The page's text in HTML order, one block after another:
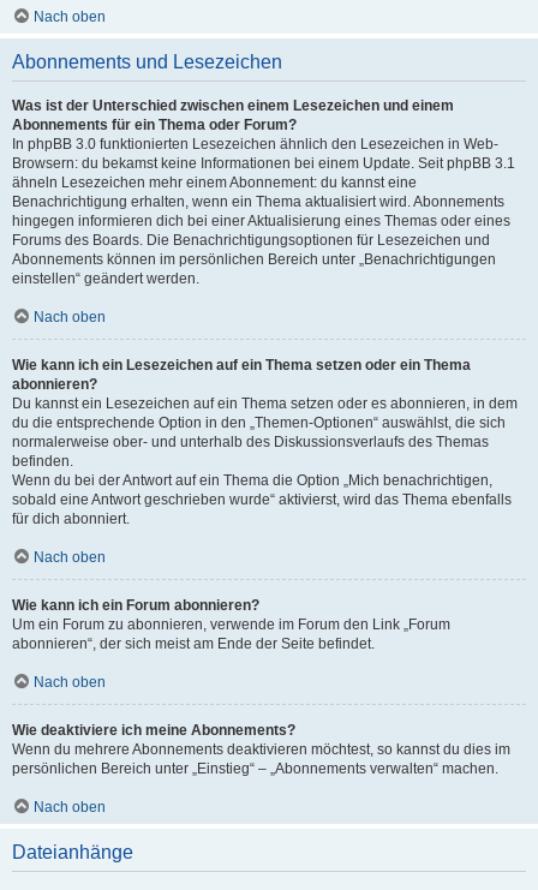
Nach oben
Abonnements und Lesezeichen
Was ist der Unterschied zwischen einem Lesezeichen und einem
Abonnements für ein Thema oder Forum?
In phpBB 3.0 funktionierten Lesezeichen ähnlich den Lesezeichen in Web-
Browsern: du bekamst keine Informationen bei einem Update. Seit phpBB 3.1
ähneln Lesezeichen mehr einem Abonnement: du kannst eine
Benachrichtigung erhalten, wenn ein Thema aktualisiert wird. Abonnements
hingegen informieren dich bei einer Aktualisierung eines Themas oder eines
Forums des Boards. Die Benachrichtigungsoptionen für Lesezeichen und
Abonnements können im persönlichen Bereich unter „Benachrichtigungen
einstellen“ geändert werden.
Nach oben
Wie kann ich ein Lesezeichen auf ein Thema setzen oder ein Thema
abonnieren?
Du kannst ein Lesezeichen auf ein Thema setzen oder es abonnieren, in dem
du die entsprechende Option in den „Themen-Optionen“ auswählst, die sich
normalerweise ober- und unterhalb des Diskussionsverlaufs des Themas
befinden.
Wenn du bei der Antwort auf ein Thema die Option „Mich benachrichtigen,
sobald eine Antwort geschrieben wurde“ aktivierst, wird das Thema ebenfalls
für dich abonniert.
Nach oben
Wie kann ich ein Forum abonnieren?
Um ein Forum zu abonnieren, verwende im Forum den Link „Forum
abonnieren“, der sich meist am Ende der Seite befindet.
Nach oben
Wie deaktiviere ich meine Abonnements?
Wenn du mehrere Abonnements deaktivieren möchtest, so kannst du dies im
persönlichen Bereich unter „Einstieg“ – „Abonnements verwalten“ machen.
Nach oben
Dateianhänge